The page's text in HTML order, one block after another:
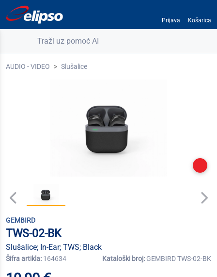
Prijava Košarica
Traži uz pomoć AI
AUDIO - VIDEO Slušalice
GEMBIRD
TWS-02-BK
Slušalice; In-Ear; TWS; Black
Šifra artikla: 164634 Kataloški broj: GEMBIRD TWS-02-BK